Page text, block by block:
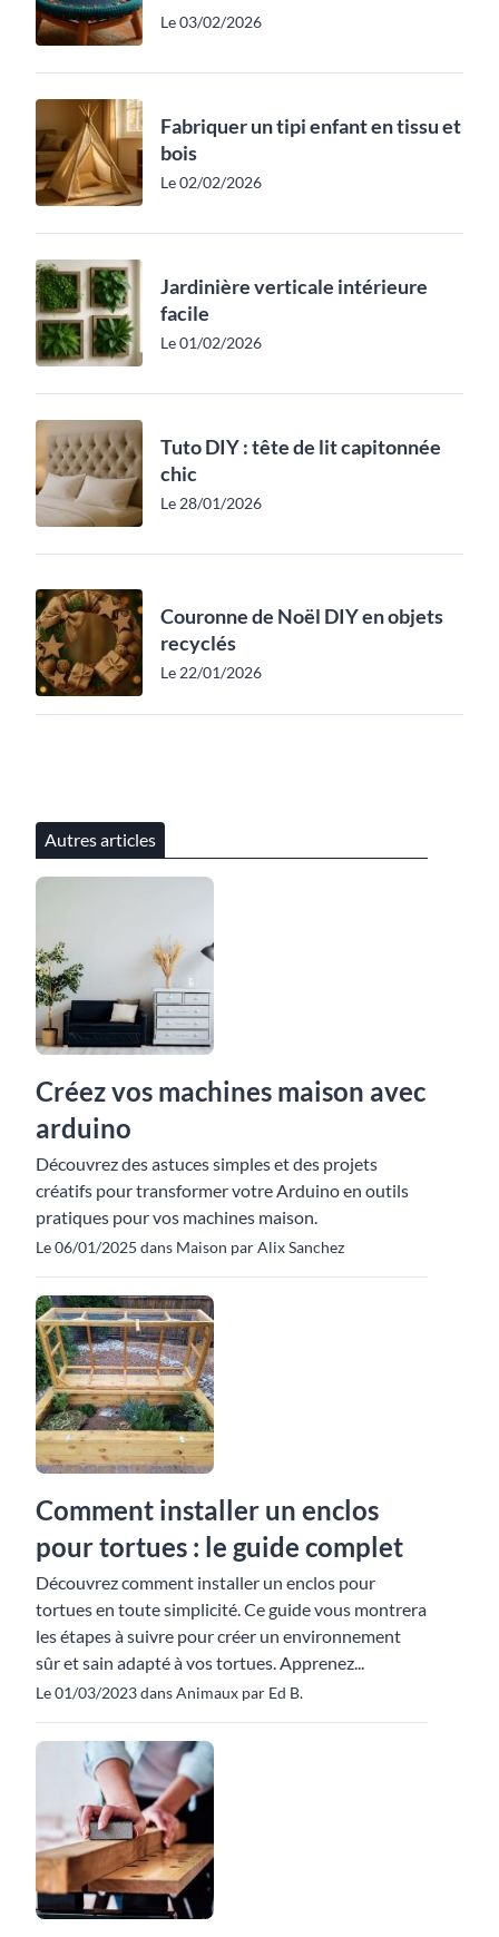
Le 03/02/2026
Fabriquer un tipi enfant en tissu et
bois
Le 02/02/2026
Jardinière verticale intérieure
facile
Le 01/02/2026
Tuto DIY : tête de lit capitonnée
chic
Le 28/01/2026
Couronne de Noël DIY en objets
recyclés
Le 22/01/2026
Autres articles
Créez vos machines maison avec
arduino
Découvrez des astuces simples et des projets
créatifs pour transformer votre Arduino en outils
pratiques pour vos machines maison.
Le 06/01/2025 dans Maison par Alix Sanchez
Comment installer un enclos
pour tortues : le guide complet
Découvrez comment installer un enclos pour
tortues en toute simplicité. Ce guide vous montrera
les étapes à suivre pour créer un environnement
sûr et sain adapté à vos tortues. Apprenez...
Le 01/03/2023 dans Animaux par Ed B.